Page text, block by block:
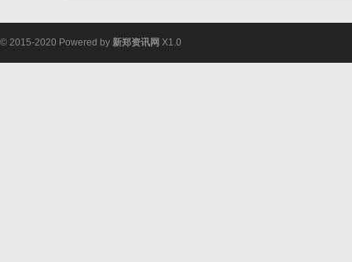
© 2015-2020 Powered by 新郑资讯网 X1.0